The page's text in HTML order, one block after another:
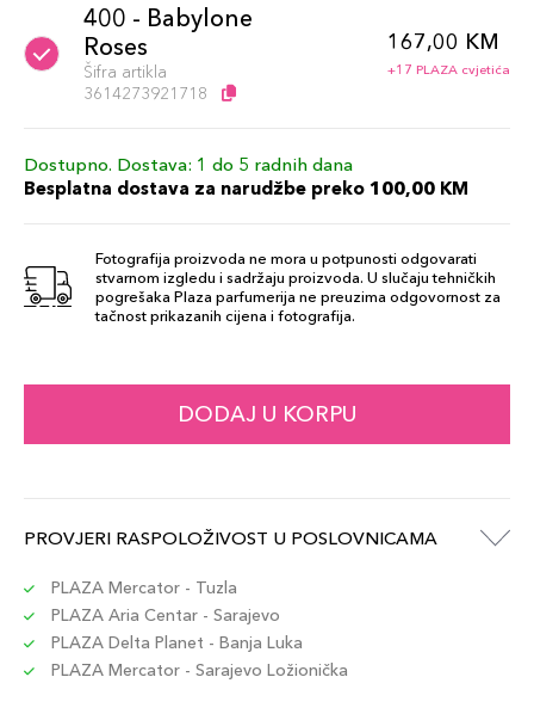
400 - Babylone
Roses
Šifra artikla
3614273921718
167,00 KM
+17 PLAZA cvjetića
Dostupno. Dostava: 1 do 5 radnih dana
Besplatna dostava za narudžbe preko 100,00 KM
Fotografija proizvoda ne mora u potpunosti odgovarati
stvarnom izgledu i sadržaju proizvoda. U slučaju tehničkih
pogrešaka Plaza parfumerija ne preuzima odgovornost za
tačnost prikazanih cijena i fotografija.
DODAJ U KORPU
PROVJERI RASPOLOŽIVOST U POSLOVNICAMA
PLAZA Mercator - Tuzla
PLAZA Aria Centar - Sarajevo
PLAZA Delta Planet - Banja Luka
PLAZA Mercator - Sarajevo Ložionička